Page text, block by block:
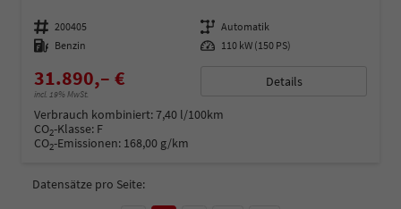
Fahrzeugnummer 200405 Getriebe Automatik
Kraftstoff Benzin Leistung 110 kW (150 PS)
31.890,– €
incl. 19% MwSt.
Details
Verbrauch kombiniert:7,40 l/100km
CO2-Klasse: F
CO2-Emissionen: 168,00 g/km
Datensätze pro Seite: